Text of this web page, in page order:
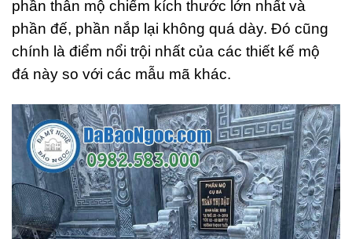
phần thân mộ chiếm kích thước lớn nhất và
phần đế, phần nắp lại không quá dày. Đó cũng
chính là điểm nổi trội nhất của các thiết kế mộ
đá này so với các mẫu mã khác.